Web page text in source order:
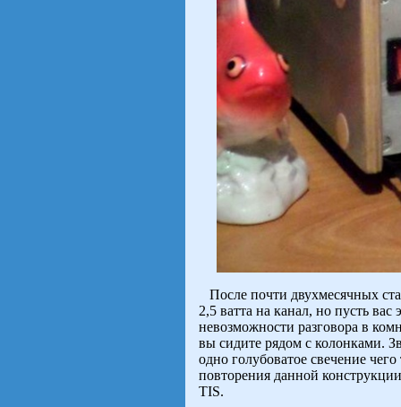
После почти двухмесячных
2,5 ватта на канал, но пусть
невозможности разговора в
вы сидите рядом с колонками.
одно голубоватое свечение
повторения данной
TIS.